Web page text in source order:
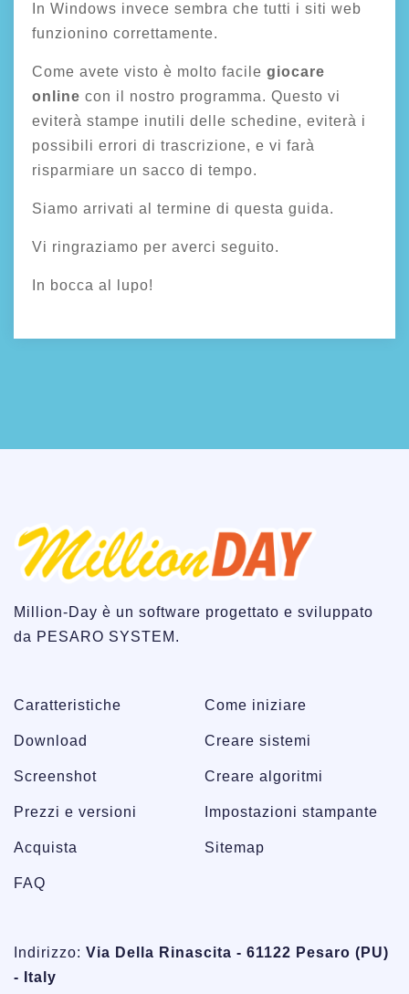
In Windows invece sembra che tutti i siti web
funzionino correttamente.
Come avete visto è molto facile giocare
online con il nostro programma. Questo vi
eviterà stampe inutili delle schedine, eviterà i
possibili errori di trascrizione, e vi farà
risparmiare un sacco di tempo.
Siamo arrivati al termine di questa guida.
Vi ringraziamo per averci seguito.
In bocca al lupo!
Million-Day è un software progettato e sviluppato
da PESARO SYSTEM.
Caratteristiche
Download
Screenshot
Prezzi e versioni
Acquista
FAQ
Come iniziare
Creare sistemi
Creare algoritmi
Impostazioni stampante
Sitemap
Indirizzo: Via Della Rinascita - 61122 Pesaro (PU)
- Italy